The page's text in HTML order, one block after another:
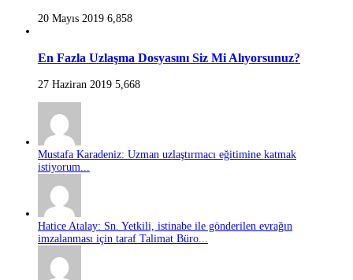
20 Mayıs 2019 6,858
En Fazla Uzlaşma Dosyasını Siz Mi Alıyorsunuz?
27 Haziran 2019 5,668
Mustafa Karadeniz: Uzman uzlaştırmacı eğitimine katmak
istiyorum...
Hatice Atalay: Sn. Yetkili, istinabe ile gönderilen evrağın
imzalanması için taraf Talimat Büro...